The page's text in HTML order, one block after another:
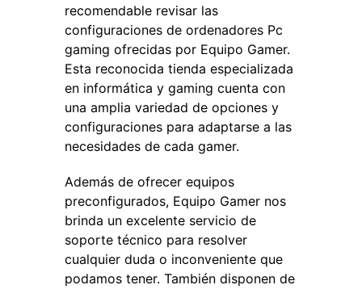
recomendable revisar las
configuraciones de ordenadores Pc
gaming ofrecidas por Equipo Gamer.
Esta reconocida tienda especializada
en informática y gaming cuenta con
una amplia variedad de opciones y
configuraciones para adaptarse a las
necesidades de cada gamer.
Además de ofrecer equipos
preconfigurados, Equipo Gamer nos
brinda un excelente servicio de
soporte técnico para resolver
cualquier duda o inconveniente que
podamos tener. También disponen de